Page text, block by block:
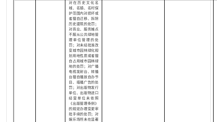
对在历史文化名
城、名镇、名村保
护范围内对损坏或
者擅自迁移、拆除
历史建筑的处罚 ；
对商业、服务摊点
不服从公共绿地管
理单位管理的处
罚；对未经批准改
变城市园林绿化规
划用地性质或者擅
自占用城市园林绿
地的处罚；对广播
电视发射台、转播
台擅自播放自办节
目、插播广告的处
罚；对出版物发行
单位、出版物进口
经营单位未依照
《出版管理条例》
的规定办理变更审
批手续的处罚；对
娱乐场所未在显著